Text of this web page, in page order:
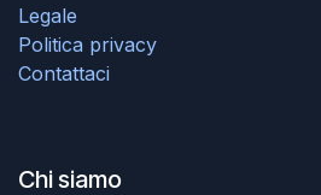
Legale
Politica privacy
Contattaci
Chi siamo